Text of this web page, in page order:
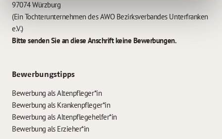
97074 Würzburg
(Ein Tochterunternehmen des AWO Bezirksverbandes Unterfranken
e.V.)
Bitte senden Sie an diese Anschrift keine Bewerbungen.
Bewerbungstipps
Bewerbung als Altenpfleger*in
Bewerbung als Krankenpfleger*in
Bewerbung als Altenpflegehelfer*in
Bewerbung als Erzieher*in